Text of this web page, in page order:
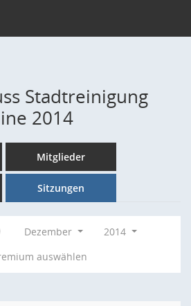
Stadtreinigung
2014
Mitglieder
Sitzungen
Dezember
2014
auswählen